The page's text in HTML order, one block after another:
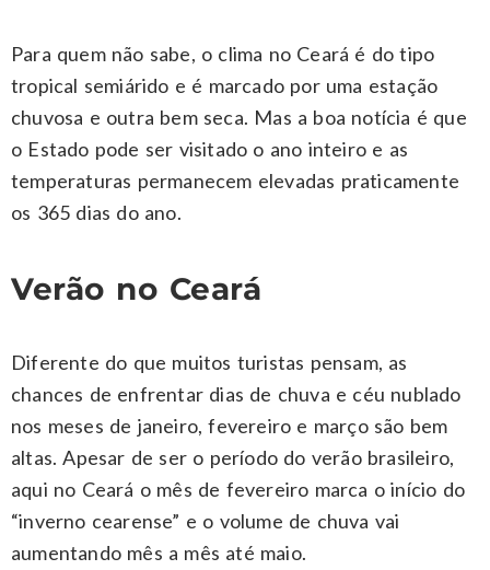
Para quem não sabe, o clima no Ceará é do tipo
tropical semiárido e é marcado por uma estação
chuvosa e outra bem seca. Mas a boa notícia é que
o Estado pode ser visitado o ano inteiro e as
temperaturas permanecem elevadas praticamente
os 365 dias do ano.
Verão no Ceará
Diferente do que muitos turistas pensam, as
chances de enfrentar dias de chuva e céu nublado
nos meses de janeiro, fevereiro e março são bem
altas. Apesar de ser o período do verão brasileiro,
aqui no Ceará o mês de fevereiro marca o início do
“inverno cearense” e o volume de chuva vai
aumentando mês a mês até maio.